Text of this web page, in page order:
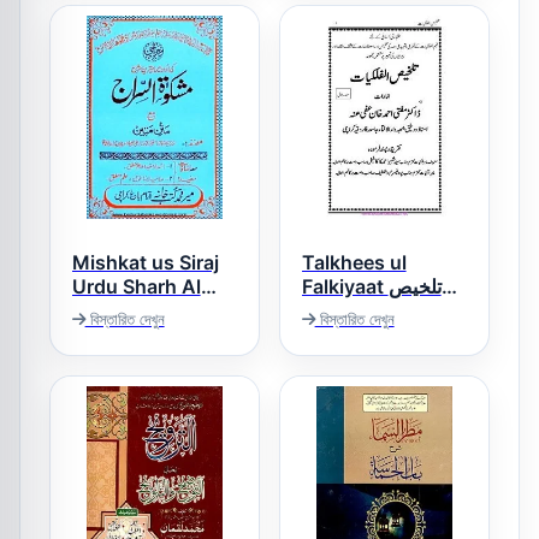
Mishkat us Siraj
Urdu Sharh Al
Siraji مشکوۃ
السراج اردو شرح
السراجی
বিস্তারিত দেখুন
Talkhees ul
Falkiyaat تلخیص
الفلکیات
বিস্তারিত দেখুন